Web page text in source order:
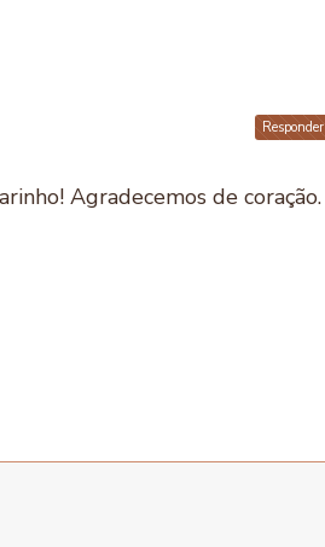
Agradecemos de coração.
Responder